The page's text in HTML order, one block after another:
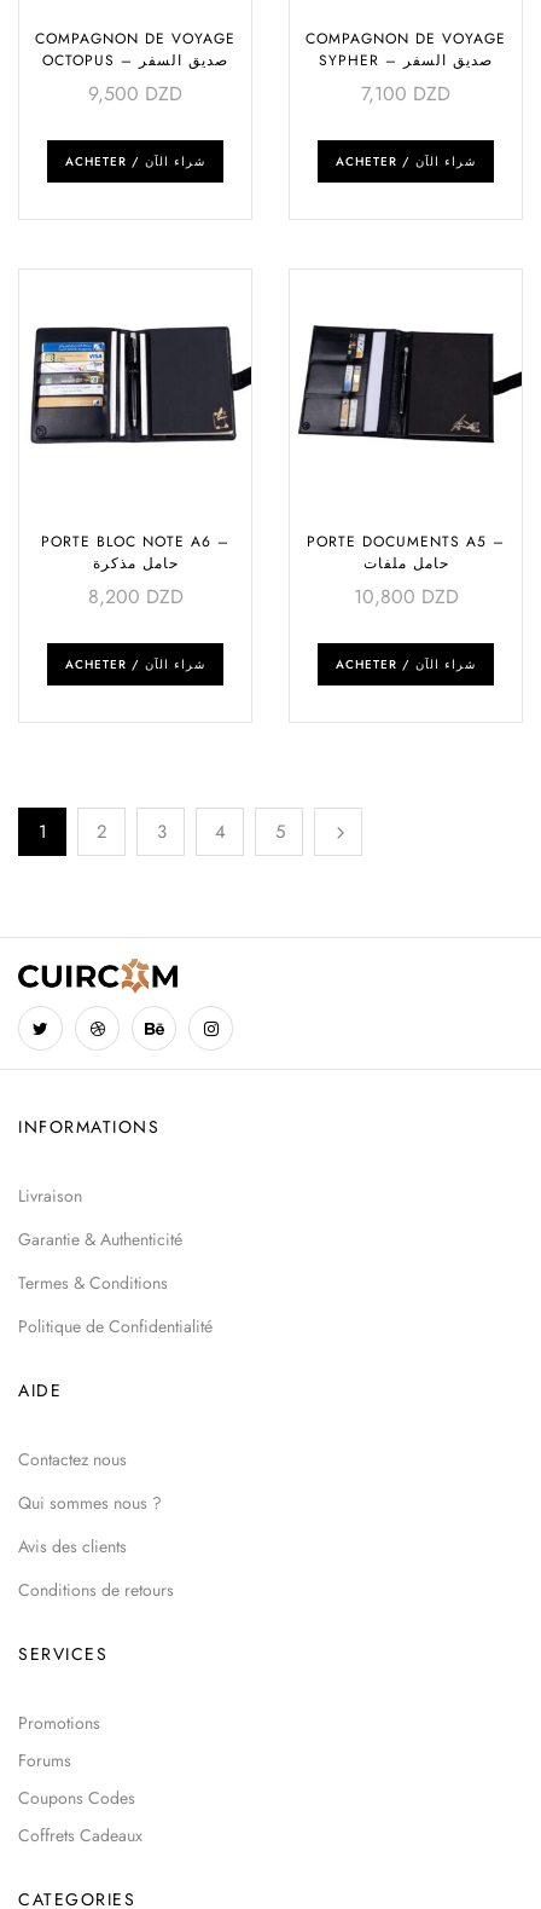
COMPAGNON DE VOYAGE
OCTOPUS – صديق السفر
9,500 DZD
ACHETER / شراء الآن
COMPAGNON DE VOYAGE
SYPHER – صديق السفر
7,100 DZD
ACHETER / شراء الآن
PORTE BLOC NOTE A6 –
حامل مذكرة
8,200 DZD
ACHETER / شراء الآن
PORTE DOCUMENTS A5 –
حامل ملفات
10,800 DZD
ACHETER / شراء الآن
1 2 3 4 5
INFORMATIONS
Livraison
Garantie & Authenticité
Termes & Conditions
Politique de Confidentialité
AIDE
Contactez nous
Qui sommes nous ?
Avis des clients
Conditions de retours
SERVICES
Promotions
Forums
Coupons Codes
Coffrets Cadeaux
CATEGORIES